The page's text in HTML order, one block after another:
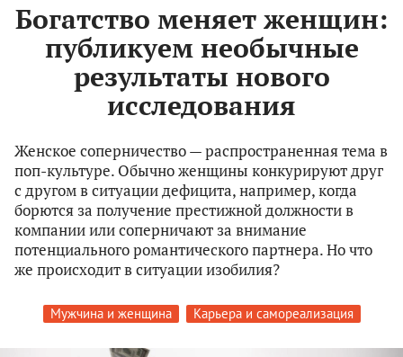
Богатство меняет женщин:
публикуем необычные
результаты нового
исследования
Женское соперничество — распространенная тема в
поп-культуре. Обычно женщины конкурируют друг
с другом в ситуации дефицита, например, когда
борются за получение престижной должности в
компании или соперничают за внимание
потенциального романтического партнера. Но что
же происходит в ситуации изобилия?
Мужчина и женщина Карьера и самореализация